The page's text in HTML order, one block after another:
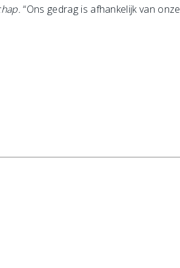
“Ons gedrag is afhankelijk van onze